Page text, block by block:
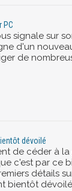
PC
signale sur
d'un
de
dévoilé
de céder à
c'est par ce
détails
bientôt